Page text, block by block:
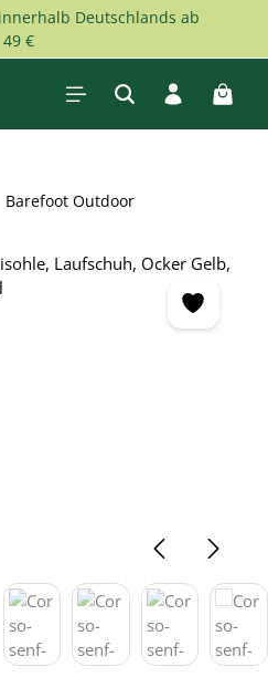
Deutschlands ab
49 €
Barefoot Outdoor